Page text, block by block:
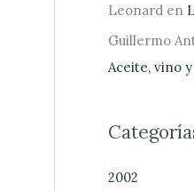
Leonard en
Guillermo
Aceite, vino y
2002